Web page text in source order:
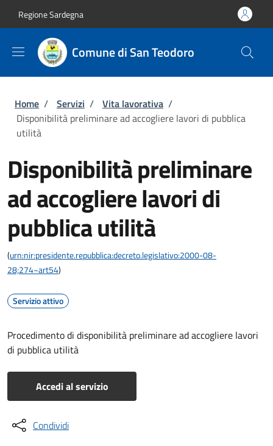
Regione Sardegna
Comune di San Teodoro
Briciole di pane
Home / Servizi / Vita lavorativa /
Disponibilità preliminare ad accogliere lavori di pubblica
utilità
Disponibilità preliminare
ad accogliere lavori di
pubblica utilità
(urn:nir:presidente.repubblica:decreto.legislativo:2000-08-
28;274~art54)
Servizio attivo
Procedimento di disponibilità preliminare ad accogliere lavori
di pubblica utilità
Accedi al servizio
Condividi